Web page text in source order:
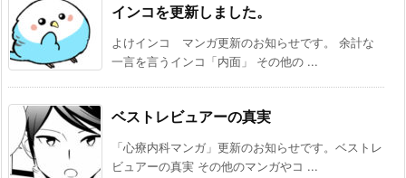
インコを更新しました。
よけインコ マンガ更新のお知らせです。 余計な
一言を言うインコ「内面」 その他の ...
ベストレビュアーの真実
「心療内科マンガ」更新のお知らせです。ベストレ
ビュアーの真実 その他のマンガやコ ...